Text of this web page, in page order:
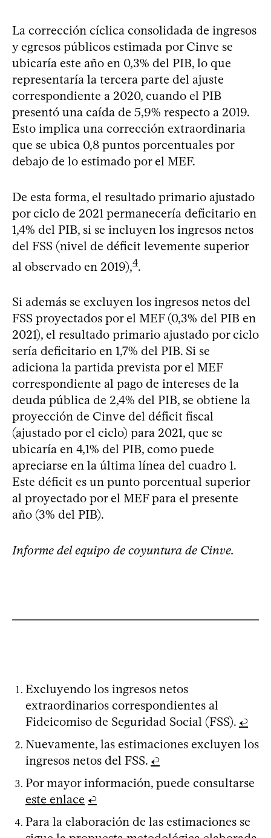
La corrección cíclica consolidada de ingresos
y egresos públicos estimada por Cinve se
ubicaría este año en 0,3% del PIB, lo que
representaría la tercera parte del ajuste
correspondiente a 2020, cuando el PIB
presentó una caída de 5,9% respecto a 2019.
Esto implica una corrección extraordinaria
que se ubica 0,8 puntos porcentuales por
debajo de lo estimado por el MEF.
De esta forma, el resultado primario ajustado
por ciclo de 2021 permanecería deficitario en
1,4% del PIB, si se incluyen los ingresos netos
del FSS (nivel de déficit levemente superior
al observado en 2019),4.
Si además se excluyen los ingresos netos del
FSS proyectados por el MEF (0,3% del PIB en
2021), el resultado primario ajustado por ciclo
sería deficitario en 1,7% del PIB. Si se
adiciona la partida prevista por el MEF
correspondiente al pago de intereses de la
deuda pública de 2,4% del PIB, se obtiene la
proyección de Cinve del déficit fiscal
(ajustado por el ciclo) para 2021, que se
ubicaría en 4,1% del PIB, como puede
apreciarse en la última línea del cuadro 1.
Este déficit es un punto porcentual superior
al proyectado por el MEF para el presente
año (3% del PIB).
Informe del equipo de coyuntura de Cinve.
Excluyendo los ingresos netos
extraordinarios correspondientes al
Fideicomiso de Seguridad Social (FSS). ↩
Nuevamente, las estimaciones excluyen los
ingresos netos del FSS. ↩
Por mayor información, puede consultarse
este enlace ↩
Para la elaboración de las estimaciones se